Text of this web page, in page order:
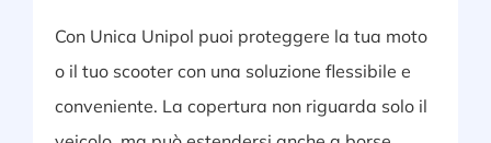
Con Unica Unipol puoi proteggere la tua moto
o il tuo scooter con una soluzione flessibile e
conveniente. La copertura non riguarda solo il